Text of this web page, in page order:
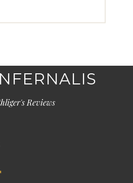
Reviews